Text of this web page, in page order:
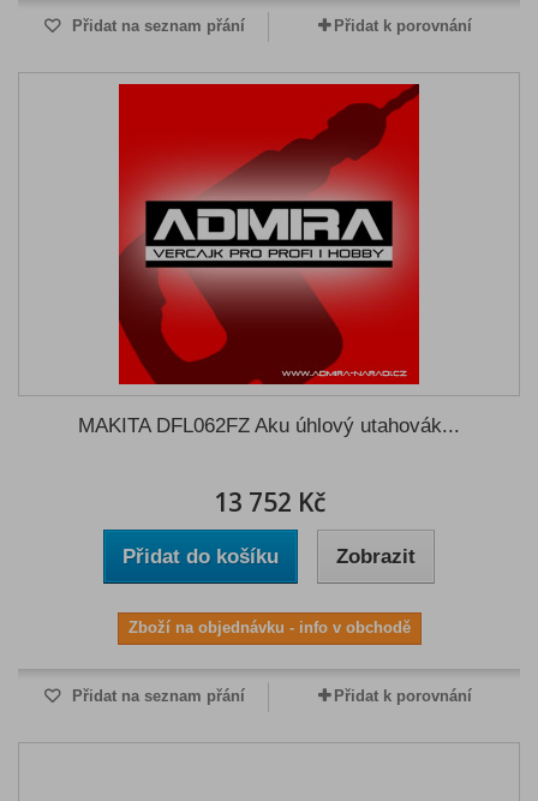
Přidat na seznam přání Přidat k porovnání
MAKITA DFL062FZ Aku úhlový utahovák...
13 752 Kč
Přidat do košíku Zobrazit
Zboží na objednávku - info v obchodě
Přidat na seznam přání Přidat k porovnání